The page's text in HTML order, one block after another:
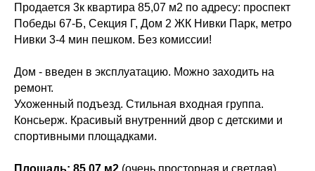
Продается 3к квартира 85,07 м2 по адресу: проспект
Победы 67-Б, Секция Г, Дом 2 ЖК Нивки Парк, метро
Нивки 3-4 мин пешком. Без комиссии!
Дом - введен в эксплуатацию. Можно заходить на
ремонт.
Ухоженный подъезд. Стильная входная группа.
Консьерж. Красивый внутренний двор с детскими и
спортивными площадками.
Площадь: 85,07 м2 (очень просторная и светлая)